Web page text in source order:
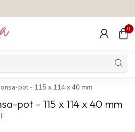
0
pot - 115 x 114 x 40 mm
pot - 115 x 114 x 40 mm